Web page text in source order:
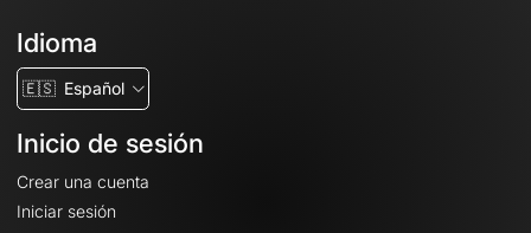
Idioma
🇪🇸 Español
Inicio de sesión
Crear una cuenta
Iniciar sesión